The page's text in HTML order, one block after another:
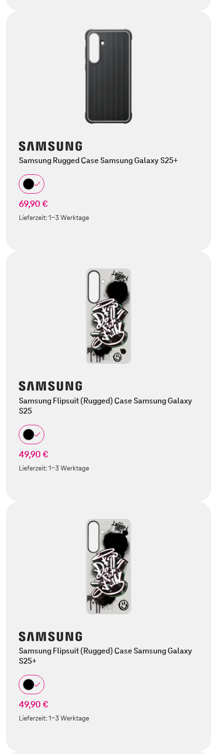
Samsung Rugged Case Samsung Galaxy S25+
69,90 €
Lieferzeit:1-3 Werktage
Samsung Flipsuit (Rugged) Case Samsung Galaxy
S25
49,90 €
Lieferzeit:1-3 Werktage
Samsung Flipsuit (Rugged) Case Samsung Galaxy
S25+
49,90 €
Lieferzeit:1-3 Werktage